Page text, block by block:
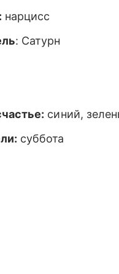
нарцисс
: Сатурн
синий,
суббота